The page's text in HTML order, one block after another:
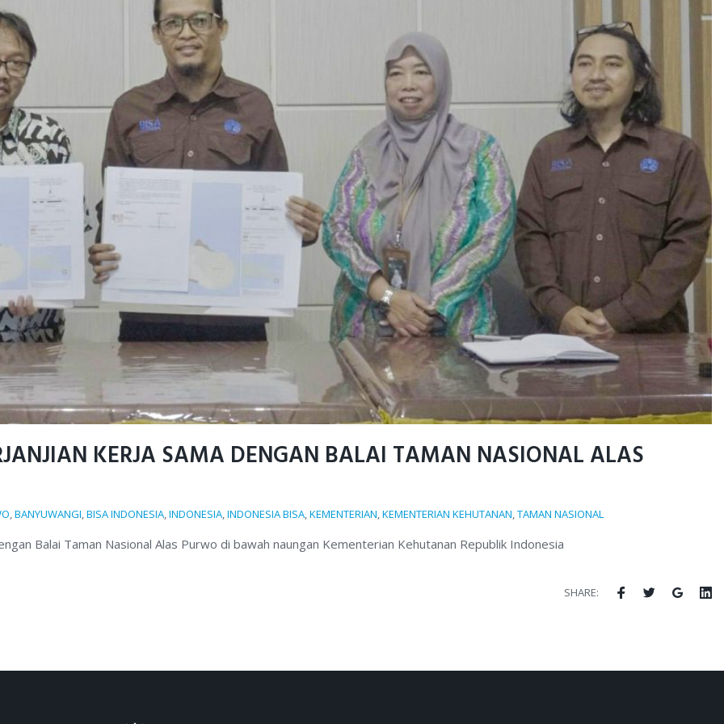
KERJA SAMA DENGAN BALAI TAMAN NASIONAL ALAS
,BANYUWANGI,BISA INDONESIA,INDONESIA,INDONESIA BISA,KEMENTERIAN,KEMENTERIAN KEHUTANAN,TAMAN NASIONAL
Balai Taman Nasional Alas Purwo di bawah naungan Kementerian Kehutanan Republik Indonesia
SHARE: Facebook
Twitter